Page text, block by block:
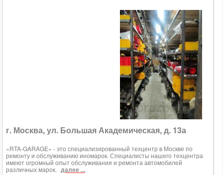
г. Москва, ул. Большая Академическая, д. 13а
«RTA-GARAGE» - это специализированный техцентр в Москве по
ремонту и обслуживанию иномарок. Специалисты нашего техцентра
имеют огромный опыт обслуживания и ремонта автомобилей
различных марок. далее ...